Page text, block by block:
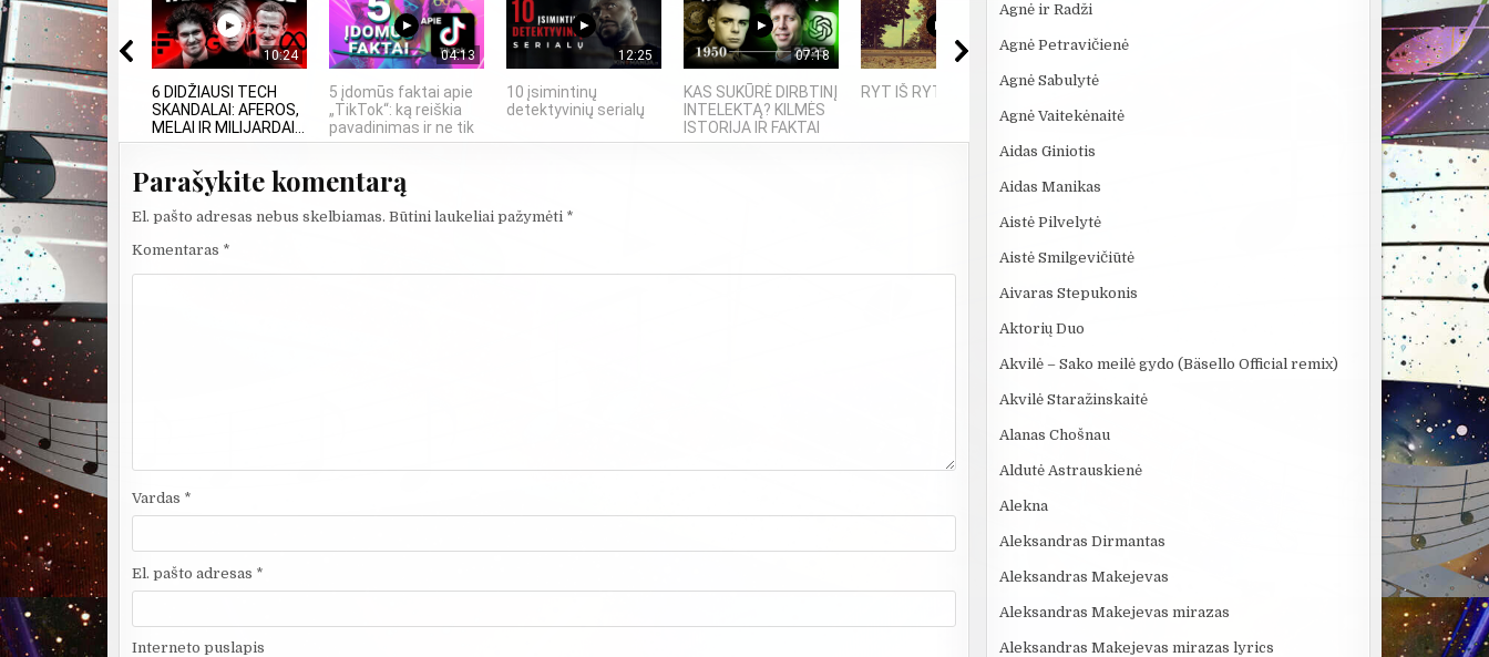
10:24
6 DIDŽIAUSI TECH
SKANDALAI: AFEROS,
MELAI IR MILIJARDAI...
04:13
5 įdomūs faktai apie
„TikTok“: ką reiškia
pavadinimas ir ne tik
12:25
10 įsimintinų
detektyvinių serialų
07:18
KAS SUKŪRĖ DIRBTINĮ
INTELEKTĄ? KILMĖS
ISTORIJA IR FAKTAI
RYT IŠ RYTO - Radži
10 FILMUOSE
IŠGALVOTŲ
5
SPROGIMAI...
Parašykite komentarą
El. pašto adresas nebus skelbiamas. Būtini laukeliai pažymėti *
Komentaras *
Vardas *
El. pašto adresas *
Interneto puslapis
Agnė ir Radži
Agnė Petravičienė
Agnė Sabulytė
Agnė Vaitekėnaitė
Aidas Giniotis
Aidas Manikas
Aistė Pilvelytė
Aistė Smilgevičiūtė
Aivaras Stepukonis
Aktorių Duo
Akvilė – Sako meilė gydo (Bäsello Official remix)
Akvilė Staražinskaitė
Alanas Chošnau
Aldutė Astrauskienė
Alekna
Aleksandras Dirmantas
Aleksandras Makejevas
Aleksandras Makejevas mirazas
Aleksandras Makejevas mirazas lyrics